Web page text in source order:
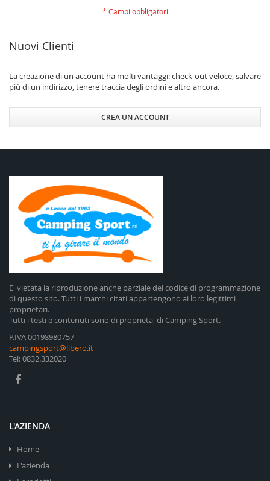
Nuovi Clienti
La creazione di un account ha molti vantaggi: check-out veloce, salvare
più di un indirizzo, tenere traccia degli ordini e altro ancora.
CREA UN ACCOUNT
E' vietata la riproduzione anche parziale del codice di programmazione
di questo sito. Tutti i marchi citati appartengono ai loro legittimi
proprietari.
Tutti i testi e contenuti sono di proprieta' di Camping Sport.
P.IVA 00198980757
campingsport@libero.it
Tel: 0832.332020
L'AZIENDA
Home
L'azienda